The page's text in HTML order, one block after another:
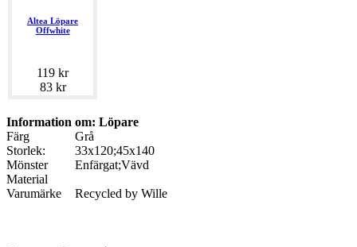
Altea Löpare
Offwhite
119 kr
83 kr
Information om: Löpare
Färg
Grå
Storlek:
33x120;45x140
Mönster
Enfärgat;Vävd
Material
Varumärke
Recycled by Wille